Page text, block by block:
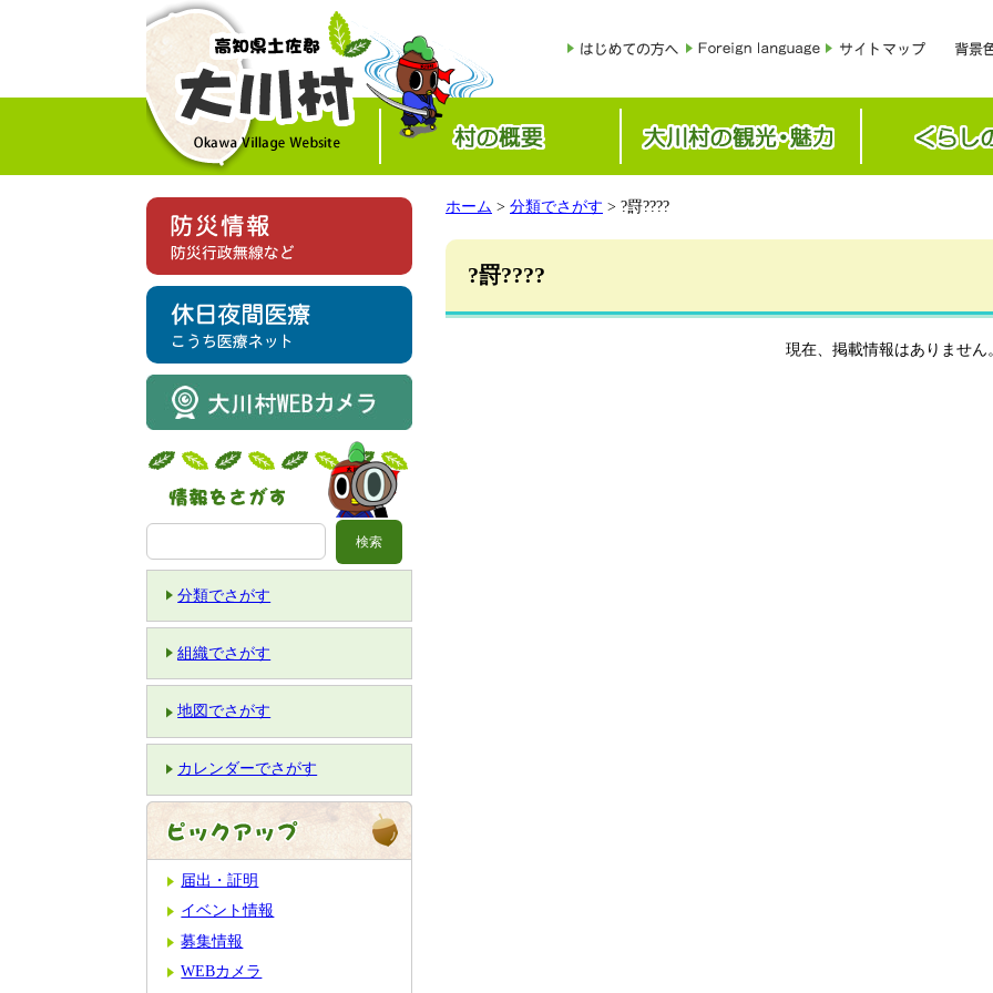
分類でさがす
組織でさがす
地図でさがす
カレンダーでさがす
届出・証明
イベント情報
募集情報
WEBカメラ
ホーム > 分類でさがす > ?罸????
?罸????
現在、掲載情報はありません